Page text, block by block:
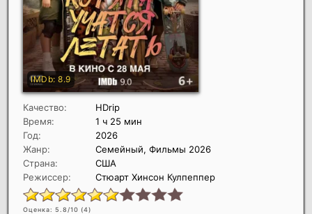
Качество:
HDrip
Время:
1 ч 25 мин
Год:
2026
Жанр:
Семейный, Фильмы 2026
Страна:
США
Режиссер:
Стюарт Хинсон Кулпеппер
Оценка: 5.8/10 (4)